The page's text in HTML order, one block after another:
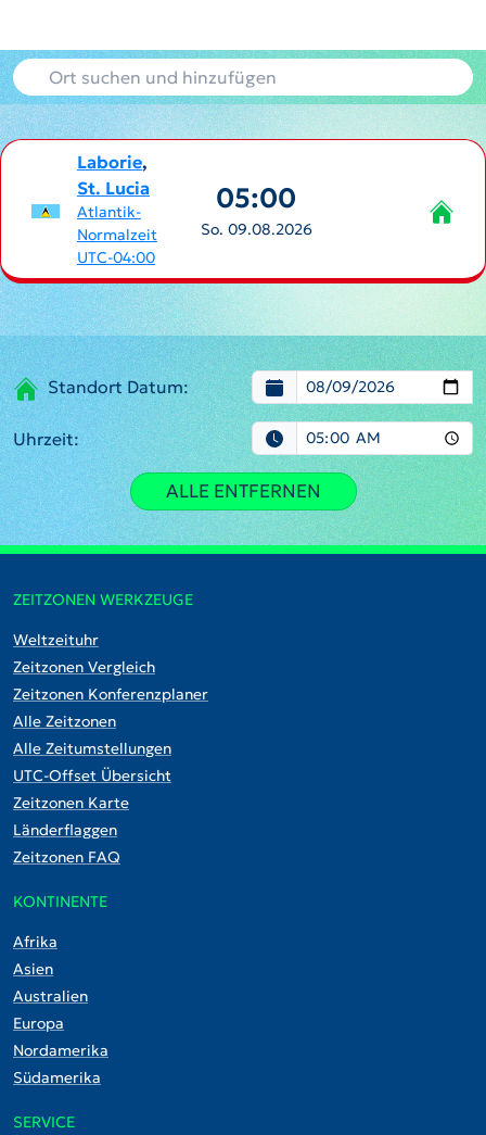
Laborie,
St. Lucia
Atlantik-
Normalzeit
UTC-04:00
05:00
So. 09.08.2026
Standort Datum:
Uhrzeit:
ALLE ENTFERNEN
ZEITZONEN WERKZEUGE
Weltzeituhr
Zeitzonen Vergleich
Zeitzonen Konferenzplaner
Alle Zeitzonen
Alle Zeitumstellungen
UTC-Offset Übersicht
Zeitzonen Karte
Länderflaggen
Zeitzonen FAQ
KONTINENTE
Afrika
Asien
Australien
Europa
Nordamerika
Südamerika
SERVICE